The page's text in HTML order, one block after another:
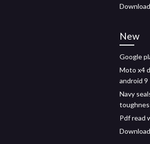
New
Google
Moto x4
android 9
Navy
Pdf read